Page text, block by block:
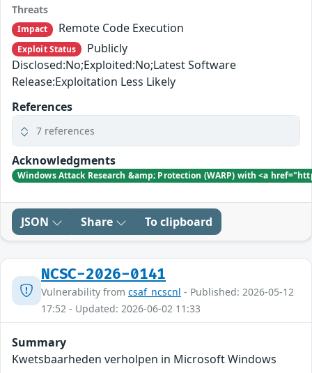
Threats
Impact Remote Code Execution
Exploit Status
Publicly
Disclosed:No;Exploited:No;Latest Software
Release:Exploitation Less Likely
References
7 references
Acknowledgments
Windows Attack Research &amp; Protection (WARP) with <a
JSON Share To clipboard
NCSC-2026-0141
Vulnerability from csaf_ncscnl - Published: 2026-05-12
17:52 - Updated: 2026-06-02 11:33
Summary
Kwetsbaarheden verholpen in Microsoft Windows